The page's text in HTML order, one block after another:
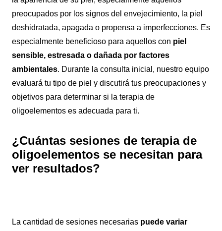
preocupados por los signos del envejecimiento, la piel
deshidratada, apagada o propensa a imperfecciones. Es
especialmente beneficioso para aquellos con piel
sensible, estresada o dañada por factores
ambientales. Durante la consulta inicial, nuestro equipo
evaluará tu tipo de piel y discutirá tus preocupaciones y
objetivos para determinar si la terapia de
oligoelementos es adecuada para ti.
¿Cuántas sesiones de terapia de
oligoelementos se necesitan para
ver resultados?
La cantidad de sesiones necesarias puede variar